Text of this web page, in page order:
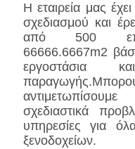
Η εταιρεία μας
σχεδιασμού και
από 500
66666.6667m2
εργοστάσια
σχεδιαστικά
υπηρεσίες για
ξενοδοχείων.